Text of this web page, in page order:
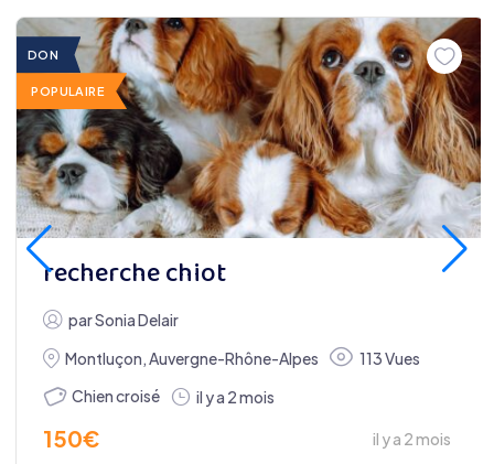
DON
POPULAIRE
recherche chiot
parSonia Delair
Montluçon,Auvergne-Rhône-Alpes
113 Vues
Chien croisé
il y a 2 mois
150€ il y a 2 mois